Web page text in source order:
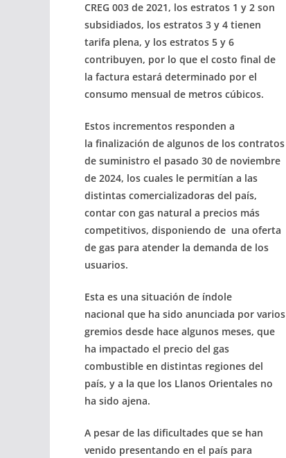
CREG 003 de 2021, los estratos 1 y 2 son
subsidiados, los estratos 3 y 4 tienen
tarifa plena, y los estratos 5 y 6
contribuyen, por lo que el costo final de
la factura estará determinado por el
consumo mensual de metros cúbicos.
Estos incrementos responden a
la finalización de algunos de los contratos
de suministro el pasado 30 de noviembre
de 2024, los cuales le permitían a las
distintas comercializadoras del país,
contar con gas natural a precios más
competitivos, disponiendo de una oferta
de gas para atender la demanda de los
usuarios.
Esta es una situación de índole
nacional que ha sido anunciada por varios
gremios desde hace algunos meses, que
ha impactado el precio del gas
combustible en distintas regiones del
país, y a la que los Llanos Orientales no
ha sido ajena.
A pesar de las dificultades que se han
venido presentando en el país para